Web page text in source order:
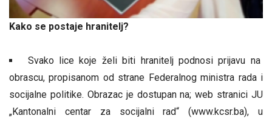
Kako se postaje hranitelj?
Svako lice koje želi biti hranitelj podnosi prijavu na
obrascu, propisanom od strane Federalnog ministra rada i
socijalne politike. Obrazac je dostupan na; web stranici JU
„Kantonalni centar za socijalni rad“ (www.kcsr.ba), u